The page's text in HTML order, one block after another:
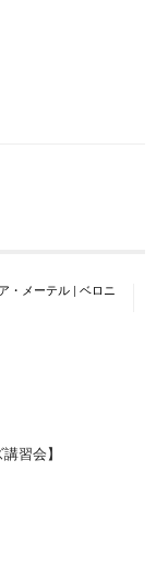
・メーテル | ベロニ
習会】